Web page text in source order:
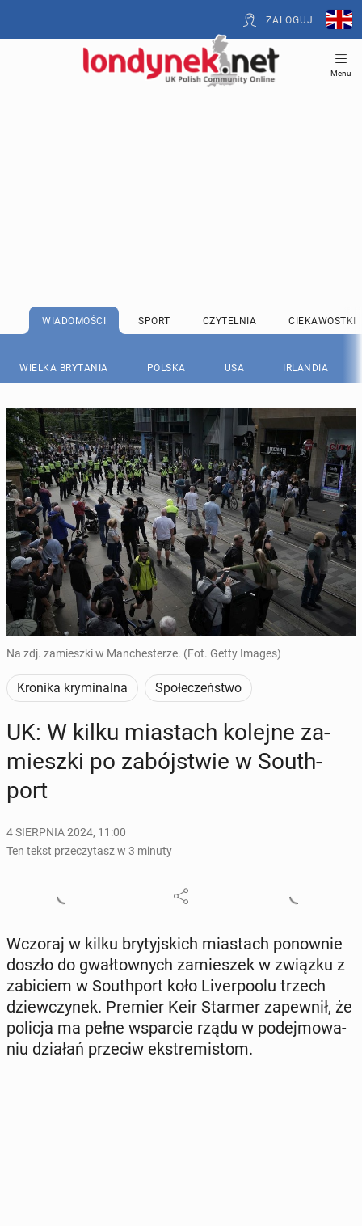
ZALOGUJ
Menu
WIADOMOŚCI SPORT CZYTELNIA CIEKAWOSTKI
WIELKA BRYTANIA POLSKA USA IRLANDIA
Na zdj. zamieszki w Manchesterze. (Fot. Getty Images)
Kronika kryminalna Społeczeństwo
UK: W kilku mia­stach kolejne za­
miesz­ki po za­bój­stwie w So­uth­
port
4 SIERPNIA 2024, 11:00
Ten tekst przeczytasz w 3 minuty
Wczoraj w kilku bry­tyj­skich mia­stach po­now­nie
doszło do gwał­tow­nych za­mie­szek w związku z
za­bi­ciem w So­uth­port koło Li­ver­po­olu trzech
dziew­czy­nek. Premier Keir Starmer za­pew­nił, że
policja ma pełne wspar­cie rządu w po­dej­mo­wa­
niu działań przeciw eks­tre­mi­stom.